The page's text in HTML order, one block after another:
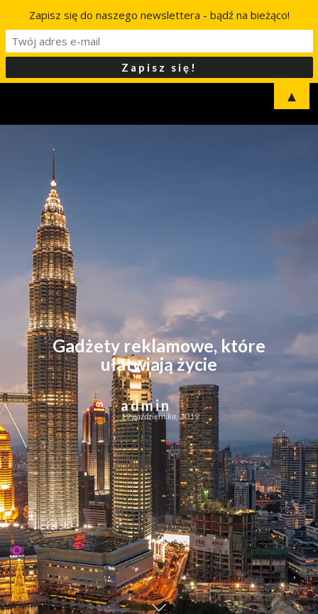
Gadżety reklamowe, które
ułatwiają życie
admin
19 października, 2019
Zapisz się do naszego newslettera - bądź na bieżąco!
▲